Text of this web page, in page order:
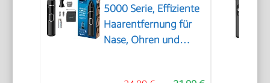
5000 Serie, Effiziente
Haarentfernung für
Nase, Ohren und